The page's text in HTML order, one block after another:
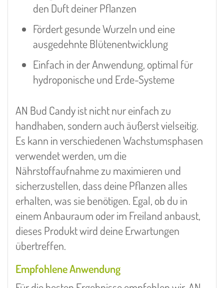
den Duft deiner Pflanzen
Fördert gesunde Wurzeln und eine
ausgedehnte Blütenentwicklung
Einfach in der Anwendung, optimal für
hydroponische und Erde-Systeme
AN Bud Candy ist nicht nur einfach zu
handhaben, sondern auch äußerst vielseitig.
Es kann in verschiedenen Wachstumsphasen
verwendet werden, um die
Nährstoffaufnahme zu maximieren und
sicherzustellen, dass deine Pflanzen alles
erhalten, was sie benötigen. Egal, ob du in
einem Anbauraum oder im Freiland anbaust,
dieses Produkt wird deine Erwartungen
übertreffen.
Empfohlene Anwendung